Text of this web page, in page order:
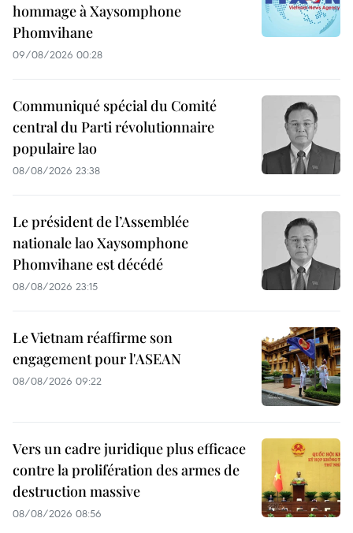
hommage à Xaysomphone
Phomvihane
09/08/2026 00:28
Communiqué spécial du Comité
central du Parti révolutionnaire
populaire lao
08/08/2026 23:38
Le président de l’Assemblée
nationale lao Xaysomphone
Phomvihane est décédé
08/08/2026 23:15
Le Vietnam réaffirme son
engagement pour l'ASEAN
08/08/2026 09:22
Vers un cadre juridique plus efficace
contre la prolifération des armes de
destruction massive
08/08/2026 08:56